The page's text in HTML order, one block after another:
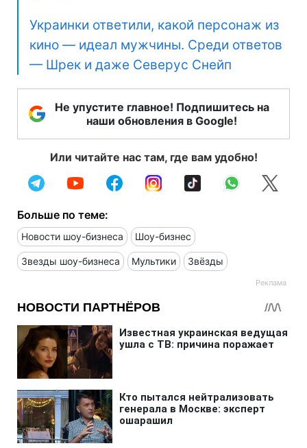
Украинки ответили, какой персонаж из
кино — идеал мужчины. Среди ответов
— Шрек и даже Северус Снейп
Не упустите главное! Подпишитесь на
наши обновления в Google!
Или читайте нас там, где вам удобно!
Больше по теме:
Новости шоу-бизнеса Шоу-бизнес
Звезды шоу-бизнеса Мультики Звёзды